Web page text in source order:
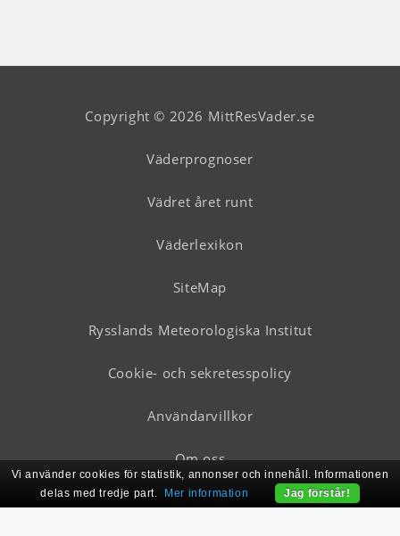
Copyright © 2026 MittResVader.se
Väderprognoser
Vädret året runt
Väderlexikon
SiteMap
Rysslands Meteorologiska Institut
Cookie- och sekretesspolicy
Användarvillkor
Om oss
Vi använder cookies för statistik, annonser och innehåll. Informationen
delas med tredje part.
Mer information Jag förstår!